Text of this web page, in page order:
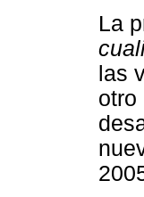
La
las
otro